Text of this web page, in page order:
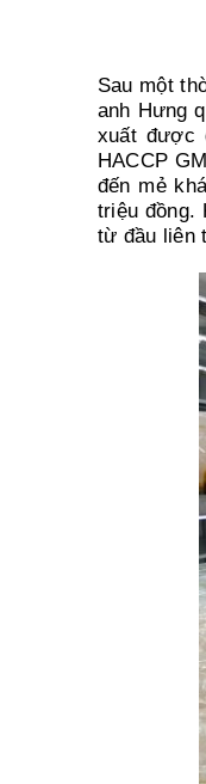
Sau một
anh Hưng
xuất được
HACCP
đến mẻ
triệu đồng.
từ đầu liên